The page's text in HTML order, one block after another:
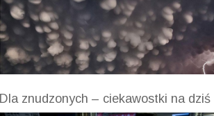
Dla znudzonych – ciekawostki na dziś